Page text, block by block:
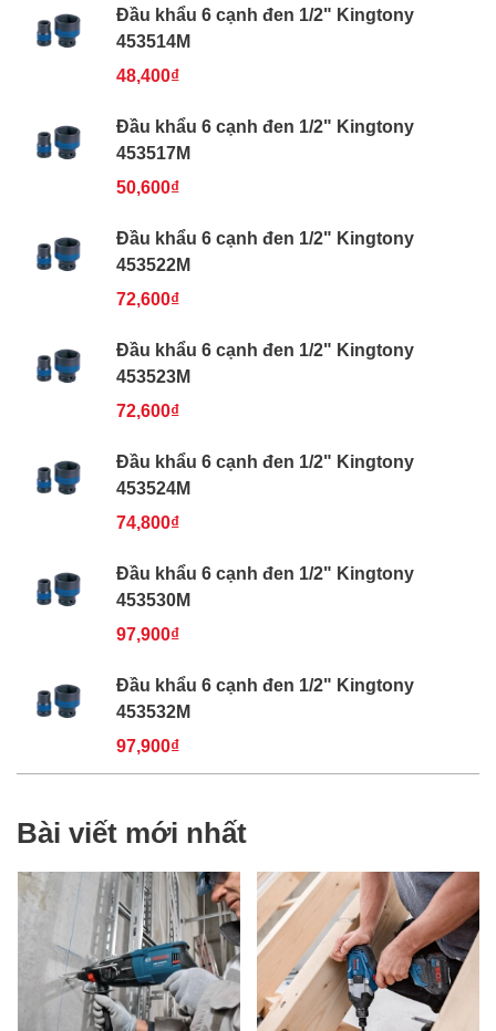
Đầu khẩu 6 cạnh đen 1/2" Kingtony
453514M
48,400₫
Đầu khẩu 6 cạnh đen 1/2" Kingtony
453517M
50,600₫
Đầu khẩu 6 cạnh đen 1/2" Kingtony
453522M
72,600₫
Đầu khẩu 6 cạnh đen 1/2" Kingtony
453523M
72,600₫
Đầu khẩu 6 cạnh đen 1/2" Kingtony
453524M
74,800₫
Đầu khẩu 6 cạnh đen 1/2" Kingtony
453530M
97,900₫
Đầu khẩu 6 cạnh đen 1/2" Kingtony
453532M
97,900₫
Bài viết mới nhất